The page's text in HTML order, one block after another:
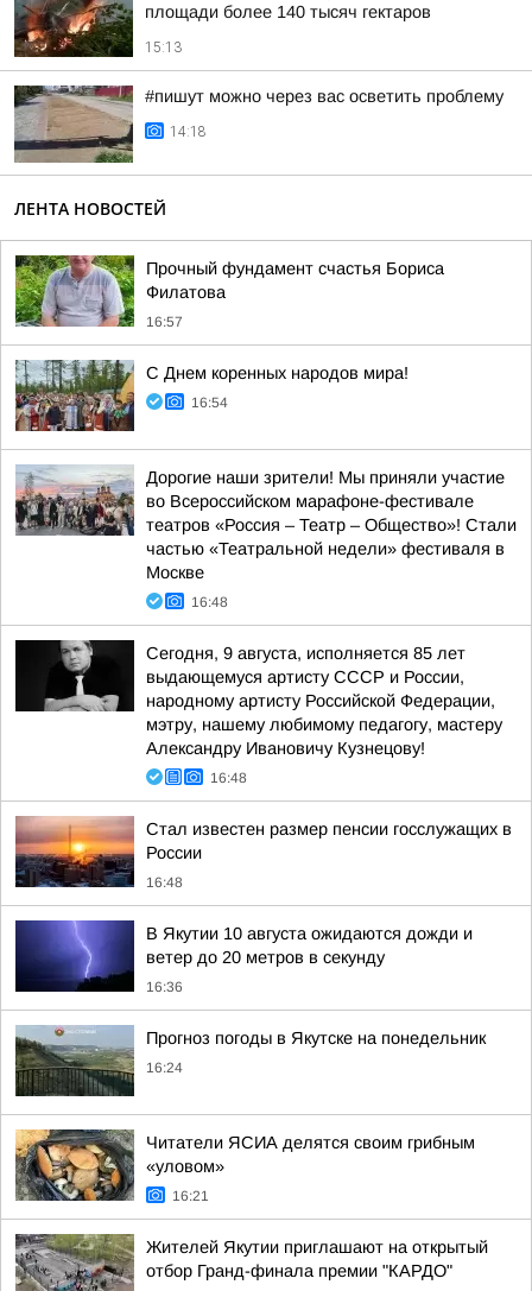
площади более 140 тысяч гектаров
15:13
#пишут можно через вас осветить проблему
14:18
ЛЕНТА НОВОСТЕЙ
Прочный фундамент счастья Бориса
Филатова
16:57
С Днем коренных народов мира!
16:54
Дорогие наши зрители! Мы приняли участие
во Всероссийском марафоне-фестивале
театров «Россия – Театр – Общество»! Стали
частью «Театральной недели» фестиваля в
Москве
16:48
Сегодня, 9 августа, исполняется 85 лет
выдающемуся артисту СССР и России,
народному артисту Российской Федерации,
мэтру, нашему любимому педагогу, мастеру
Александру Ивановичу Кузнецову!
16:48
Стал известен размер пенсии госслужащих в
России
16:48
В Якутии 10 августа ожидаются дожди и
ветер до 20 метров в секунду
16:36
Прогноз погоды в Якутске на понедельник
16:24
Читатели ЯСИА делятся своим грибным
«уловом»
16:21
Жителей Якутии приглашают на открытый
отбор Гранд-финала премии "КАРДО"